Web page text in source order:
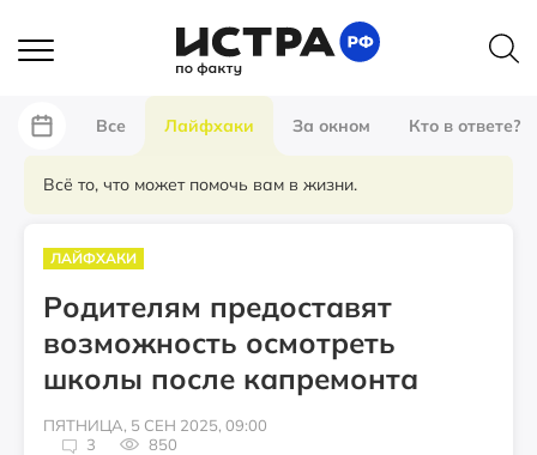
Все Лайфхаки За окном Кто в ответе?
Всё то, что может помочь вам в жизни.
ЛАЙФХАКИ
Родителям предоставят
возможность осмотреть
школы после капремонта
ПЯТНИЦА, 5 СЕН 2025, 09:00
3
850